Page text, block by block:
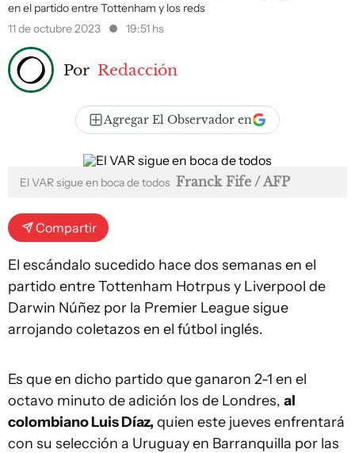
en el partido entre Tottenham y los reds
11 de octubre 2023
19:51 hs
Por Redacción
Agregar El Observador en
El VAR sigue en boca de todos Franck Fife / AFP
Compartir
El escándalo sucedido hace dos semanas en el
partido entre Tottenham Hotrpus y Liverpool de
Darwin Núñez por la Premier League sigue
arrojando coletazos en el fútbol inglés.
Es que en dicho partido que ganaron 2-1 en el
octavo minuto de adición los de Londres, al
colombiano Luis Díaz, quien este jueves enfrentará
con su selección a Uruguay en Barranquilla por las